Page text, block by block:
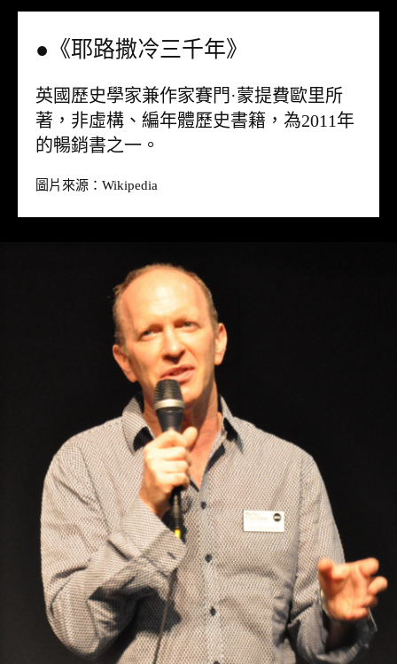
●《耶路撒冷三千年》
英國歷史學家兼作家賽門·蒙提費歐里所
著，非虛構、編年體歷史書籍，為2011年
的暢銷書之一。
圖片來源： Wikipedia